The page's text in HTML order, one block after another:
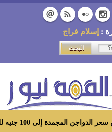
: إسلام فراج
الاستهلاكية ومعارض «أهلاً رمضان»